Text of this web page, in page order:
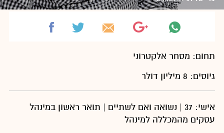
תחום: מסחר אלקטרוני
גיוסים: 8 מיליון דולר
אישי: 37 | נשואה ואם לשתיים | תואר ראשון במינהל
עסקים מהמכללה למינהל